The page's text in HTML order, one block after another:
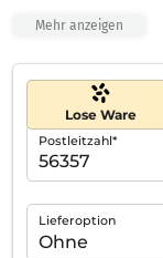
Mehr anzeigen
Lose Ware
Postleitzahl*
Lieferoption